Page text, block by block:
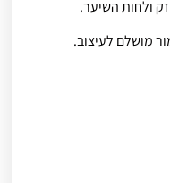
מושלם לעיצוב.